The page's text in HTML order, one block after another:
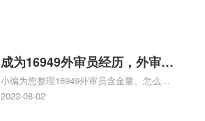
成为16949外审员经历，外审员
16949
小编为您整理16949外审员含金量、怎么才
能成为注册的TS16949:2009的外审员、我
2023-08-02